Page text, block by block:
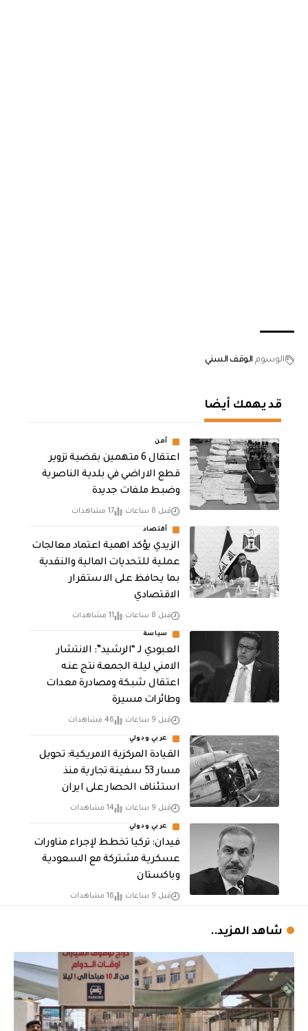
الوسوم الوقف السني
قد يهمك أيضا
أمن
اعتقال 6 متهمين بقضية تزوير
قطع الاراضي في بلدية الناصرية
وضبط ملفات جديدة
قبل 8 ساعات 17 مشاهدات
أقتصاد
الزيدي يؤكد اهمية اعتماد معالجات
عملية للتحديات المالية والنقدية
بما يحافظ على الاستقرار
الاقتصادي
قبل 8 ساعات 11 مشاهدات
سياسة
العبودي لـ “الرشيد”: الانتشار
الامني ليلة الجمعة نتج عنه
اعتقال شبكة ومصادرة معدات
وطائرات مسيرة
قبل 9 ساعات 46 مشاهدات
عربي ودولي
القيادة المركزية الامريكية: تحويل
مسار 53 سفينة تجارية منذ
استئناف الحصار على ايران
قبل 9 ساعات 14 مشاهدات
عربي ودولي
فيدان: تركيا تخطط لإجراء مناورات
عسكرية مشتركة مع السعودية
وباكستان
قبل 9 ساعات 16 مشاهدات
شاهد المزيد..